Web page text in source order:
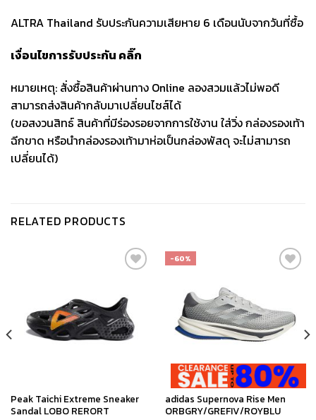
ALTRA Thailand รับประกันความเสียหาย 6 เดือนนับจากวันที่ซื้อ
เงื่อนไขการรับประกัน คลิ๊ก
หมายเหตุ: สั่งซื้อสินค้าผ่านทาง Online ลองสวมแล้วไม่พอดี
สามารถส่งสินค้ากลับมาเปลี่ยนไซส์ได้
(ขอสงวนสิทธ์ สินค้าที่มีร่องรอยจากการใช้งาน ใส่วิ่ง กล่องรองเท้า
ฉีกขาด หรือนำกล่องรองเท้ามาห่อเป็นกล่องพัสดุ จะไม่สามารถ
เปลี่ยนได้)
RELATED PRODUCTS
สินค้า
ที่ชอบ
Peak Taichi Extreme Sneaker
Sandal LOBO RERORT
-60%
สินค้า
ที่ชอบ
adidas Supernova Rise Men
ORBGRY/GREFIV/ROYBLU